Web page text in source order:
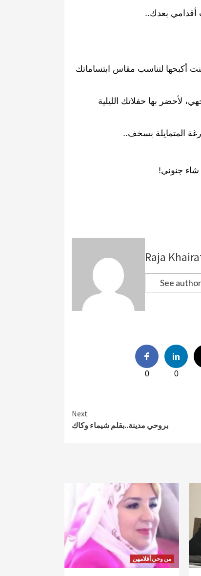
أقدامي بعدك..
أكبحها لتناسب مقاس ابتساماتك
لأحضر بها حفلاتك الليلية
المتمايلة بسخف..
شاء جنوني!
Raja
See
0
0
Next
بروحي مدينة..بقلم شيماء وكاك
من وحي أقلامهن